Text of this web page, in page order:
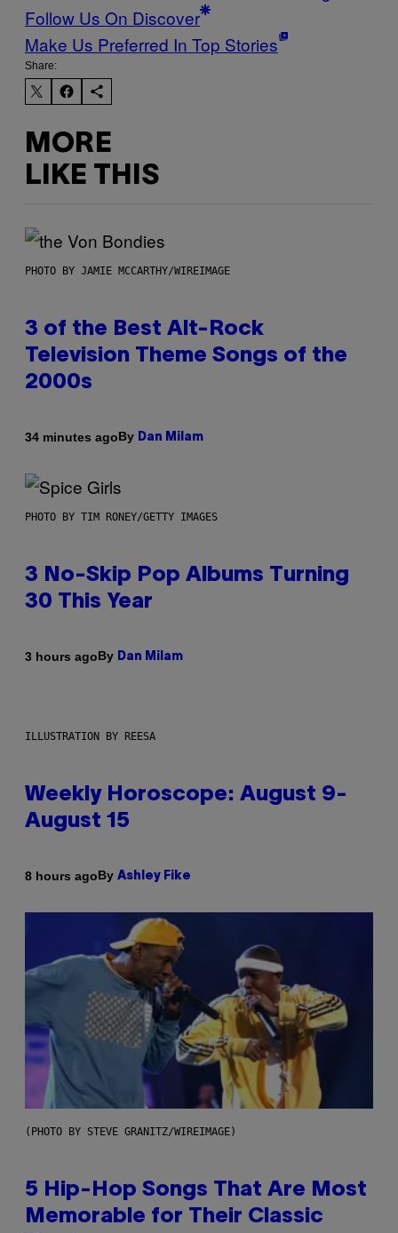
Follow Us On Discover
Make Us Preferred In Top Stories
Share:
MORE
LIKE THIS
PHOTO BY JAMIE MCCARTHY/WIREIMAGE
3 of the Best Alt-Rock
Television Theme Songs of the
2000s
34 minutes agoBy Dan Milam
PHOTO BY TIM RONEY/GETTY IMAGES
3 No-Skip Pop Albums Turning
30 This Year
3 hours agoBy Dan Milam
ILLUSTRATION BY REESA
Weekly Horoscope: August 9-
August 15
8 hours agoBy Ashley Fike
(PHOTO BY STEVE GRANITZ/WIREIMAGE)
5 Hip-Hop Songs That Are Most
Memorable for Their Classic